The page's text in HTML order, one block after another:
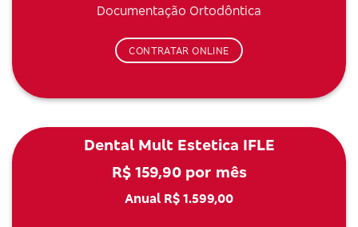
Documentação Ortodôntica
CONTRATAR ONLINE
Dental Mult Estetica IFLE
R$ 159,90 por mês
Anual R$ 1.599,00